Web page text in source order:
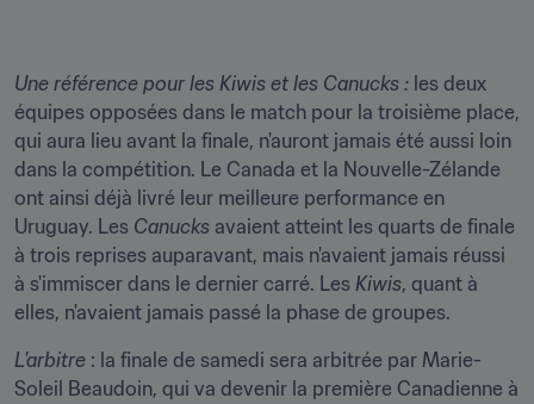
Une référence pour les Kiwis et les Canucks : les deux
équipes opposées dans le match pour la troisième place,
qui aura lieu avant la finale, n'auront jamais été aussi loin
dans la compétition. Le Canada et la Nouvelle-Zélande
ont ainsi déjà livré leur meilleure performance en
Uruguay. Les Canucks avaient atteint les quarts de finale
à trois reprises auparavant, mais n'avaient jamais réussi
à s'immiscer dans le dernier carré. Les Kiwis, quant à
elles, n'avaient jamais passé la phase de groupes.
L'arbitre : la finale de samedi sera arbitrée par Marie-
Soleil Beaudoin, qui va devenir la première Canadienne à